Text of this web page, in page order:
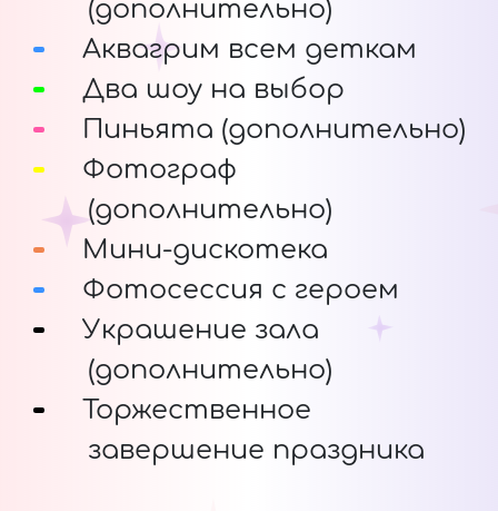
(дополнительно)
Аквагрим всем деткам
Два шоу на выбор
Пиньята (дополнительно)
Фотограф
(дополнительно)
Мини-дискотека
Фотосессия с героем
Украшение зала
(дополнительно)
Торжественное
завершение праздника